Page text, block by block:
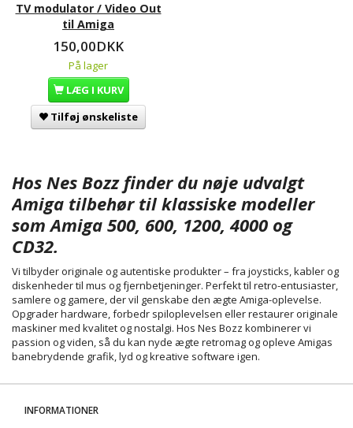
TV modulator / Video Out
til Amiga
150,00DKK
På lager
LÆG I KURV
Tilføj ønskeliste
Hos Nes Bozz finder du nøje udvalgt
Amiga tilbehør til klassiske modeller
som Amiga 500, 600, 1200, 4000 og
CD32.
Vi tilbyder originale og autentiske produkter – fra joysticks, kabler og
diskenheder til mus og fjernbetjeninger. Perfekt til retro-entusiaster,
samlere og gamere, der vil genskabe den ægte Amiga-oplevelse.
Opgrader hardware, forbedr spiloplevelsen eller restaurer originale
maskiner med kvalitet og nostalgi. Hos Nes Bozz kombinerer vi
passion og viden, så du kan nyde ægte retromag og opleve Amigas
banebrydende grafik, lyd og kreative software igen.
INFORMATIONER